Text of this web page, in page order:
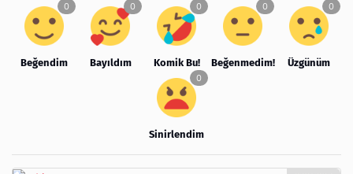
Beğendim Bayıldım Komik Bu! Beğenmedim! Üzgünüm
Sinirlendim